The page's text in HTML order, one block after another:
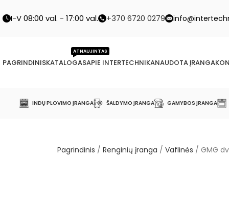
I-V 08:00 val. - 17:00 val. +370 6720 0279
PAGRINDINISKATALOGAS
ATNAUJINTAS
APIE INTERTECHNIKANAUDOTA ĮRANGA
INDŲ PLOVIMO ĮRANGA ŠALDYMO ĮRANGA GAMYBOS ĮRANGA
Pagrindinis / Renginių įranga / Vaflinės / GMG